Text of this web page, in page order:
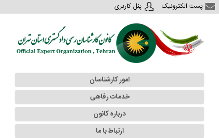
پست الکترونیک پنل کاربری
امور کارشناسان
خدمات رفاهی
درباره کانون
ارتباط با ما